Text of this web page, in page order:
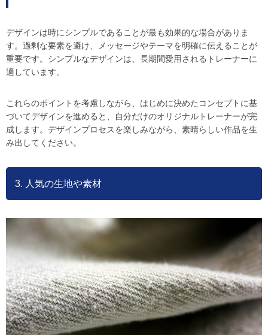
デザインは時にシンプルであることが最も効果的な場合がありま
す。過剰な要素を避け、メッセージやテーマを明確に伝えることが
重要です。シンプルなデザインは、長期間愛用されるトレーナーに
適しています。
これらのポイントを考慮しながら、はじめに決めたコンセプトに基
づいてデザインを進めると、自分だけのオリジナルトレーナーが完
成します。デザインプロセスを楽しみながら、素晴らしい作品を生
み出してください。
3. 人気の生地や素材